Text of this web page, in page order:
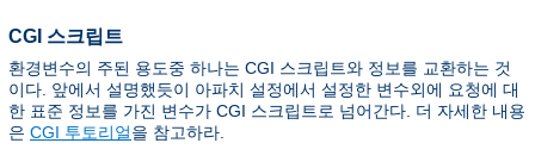
CGI 스크립트
환경변수의 주된 용도중 하나는 CGI 스크립트와 정보를 교환하는 것
이다. 앞에서 설명했듯이 아파치 설정에서 설정한 변수외에 요청에 대
한 표준 정보를 가진 변수가 CGI 스크립트로 넘어간다. 더 자세한 내용
은 CGI 투토리얼을 참고하라.